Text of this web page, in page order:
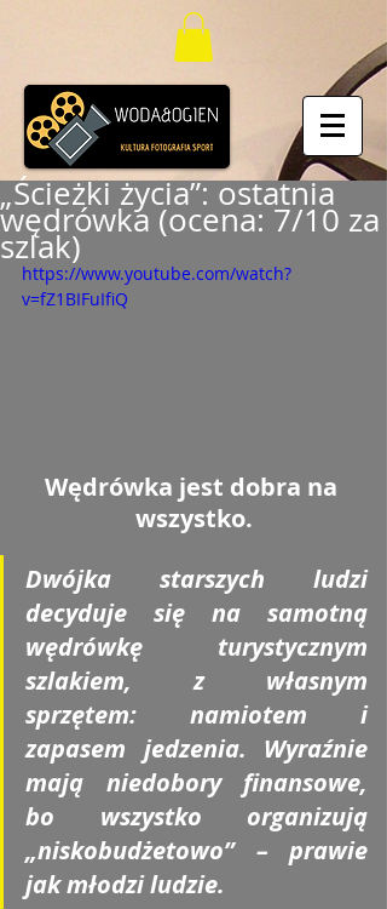
„Ścieżki życia”: ostatnia
wędrówka (ocena: 7/10 za
szlak)
https://www.youtube.com/watch?
v=fZ1BIFuIfiQ
Wędrówka jest dobra na
wszystko.
Dwójka starszych ludzi
decyduje się na samotną
wędrówkę turystycznym
szlakiem, z własnym
sprzętem: namiotem i
zapasem jedzenia. Wyraźnie
mają niedobory finansowe,
bo wszystko organizują
„niskobudżetowo” – prawie
jak młodzi ludzie.